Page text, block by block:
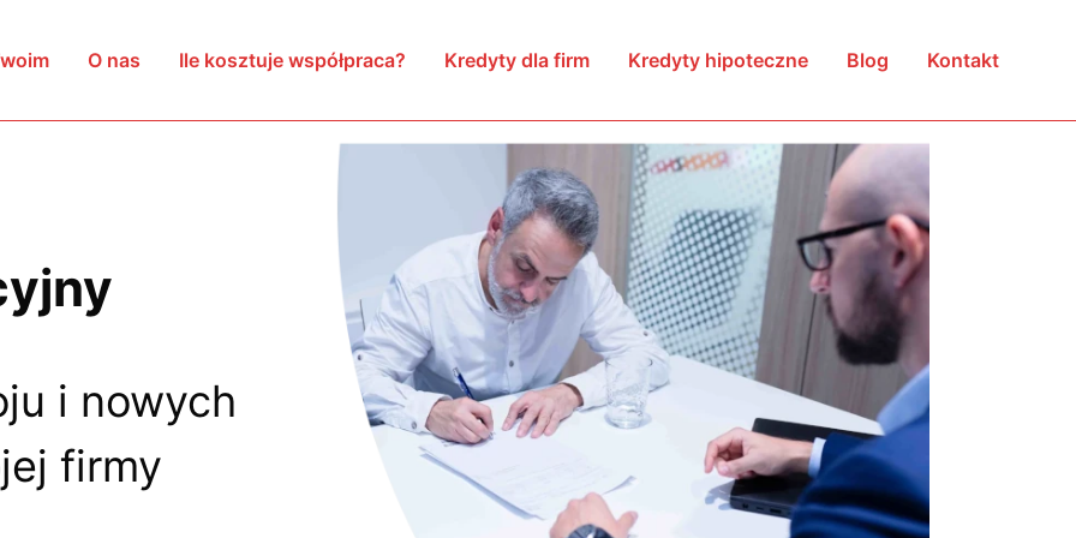
O nas Ile kosztuje współpraca? Kredyty dla firm Kredyty hipoteczne Blog Kontakt
i nowych
firmy